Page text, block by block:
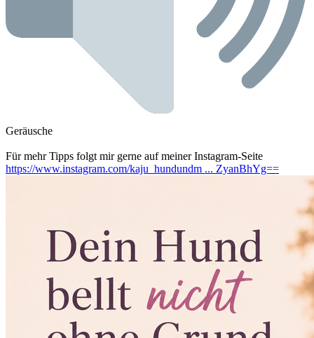
Geräusche
Für mehr Tipps folgt mir gerne auf meiner Instagram-Seite
https://www.instagram.com/kaju_hundundm ... ZyanBhYg==